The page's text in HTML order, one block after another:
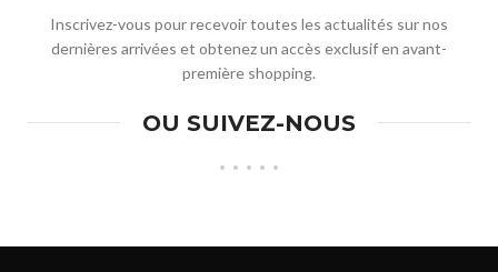
Inscrivez-vous pour recevoir toutes les actualités sur nos
dernières arrivées et obtenez un accès exclusif en avant-
première shopping.
OU SUIVEZ-NOUS